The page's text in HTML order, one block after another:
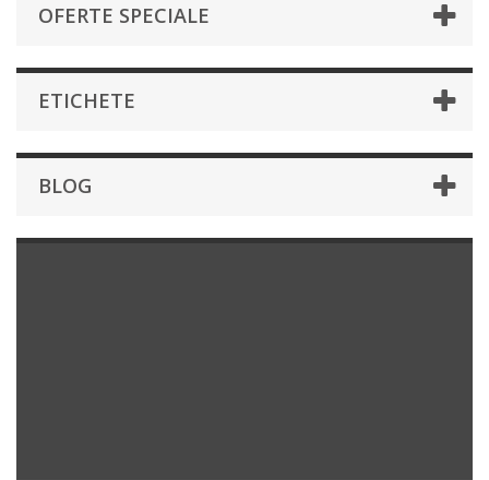
OFERTE SPECIALE
ETICHETE
BLOG